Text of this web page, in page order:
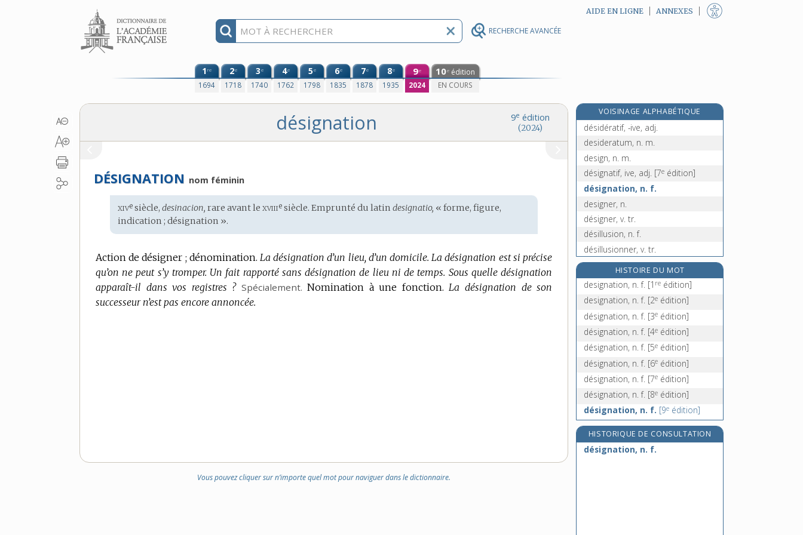
RECHERCHE AVANCÉE
Aller au contenu AIDE EN LIGNE ANNEXES
1re
1694
2e
1718
3e
1740
4e
1762
5e
1798
6e
1835
7e
1878
8e
1935
9e
2024
10e édition
EN COURS
9e édition
(2024)
désignation
DÉSIGNATION nom féminin
Étymologie
:
xive siècle,desinacion, rare avant lexviiie siècle. Emprunté dulatin designatio, « forme, figure,
indication ; désignation ».
Action de désigner ; dénomination. La désignation d’un lieu, d’un domicile. La désignation est si précise
qu’on ne peut s’y tromper. Un fait rapporté sans désignation de lieu ni de temps. Sous quelle désignation
apparaît-il dans vos registres ? Spécialement. Nomination à une fonction. La désignation de son
successeur n’est pas encore annoncée.
Vous pouvez cliquer sur n’importe quel mot pour naviguer dans le dictionnaire.
VOISINAGE ALPHABÉTIQUE
desiderata, n. m. pl.
désidératif, -ive, adj.
desideratum, n. m.
design, n. m.
désignatif, ive, adj. [7e édition]
désignation, n. f.
designer, n.
désigner, v. tr.
désillusion, n. f.
désillusionner, v. tr.
désincarnation, n. f.
désincarné, -ée, adj.
désincarner, v. tr.
désincrustant, -ante, adj.
HISTOIRE DU MOT
designation, n. f. [1 re édition]
designation, n. f. [2e édition]
désignation, n. f. [3e édition]
désignation, n. f. [4e édition]
désignation, n. f. [5e édition]
désignation, n. f. [6e édition]
désignation, n. f. [7e édition]
désignation, n. f. [8e édition]
désignation, n. f. [9e édition]
HISTORIQUE DE CONSULTATION
désignation, n. f.